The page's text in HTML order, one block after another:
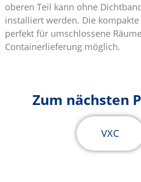
oberen Teil kann ohne
installiert werden. Die
perfekt für umschlossene
Containerlieferung möglich.
Zum nächsten
VXC